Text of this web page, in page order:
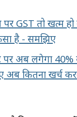
पर GST तो खत्म
है - समझिए
अब लगेगा 40%
अब कितना खर्च